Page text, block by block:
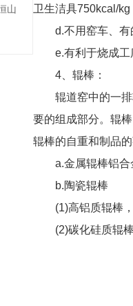
山
卫生洁具750kcal/
d.不用窑车、
e.有利于烧成
4、辊棒：
辊道窑中的一
要的组成部分。辊
辊棒的自重和制品
a.金属辊棒铝
b.陶瓷辊棒
(1)高铝质辊棒
(2)碳化硅质辊